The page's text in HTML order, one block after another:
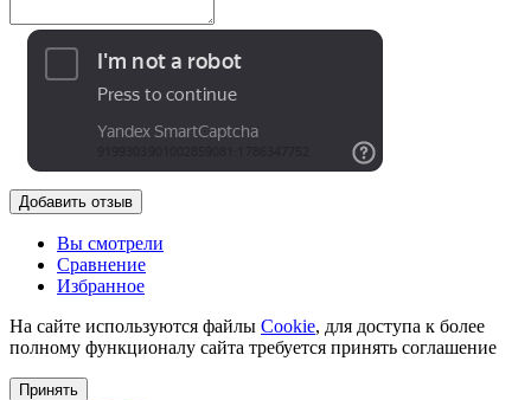
Добавить отзыв
Вы смотрели
Сравнение
Избранное
На сайте используются файлы Cookie, для доступа к более
полному функционалу сайта требуется принять соглашение
Принять